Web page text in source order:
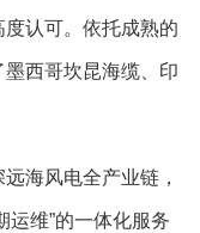
认可。依托成熟的
西哥坎昆海缆、印
海风电全产业链，
运维”的一体化服务